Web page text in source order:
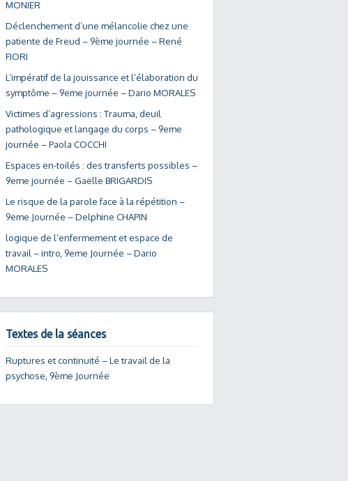
MONIER
Déclenchement d’une mélancolie chez une
patiente de Freud – 9ème journée – René
FIORI
L’impératif de la jouissance et l’élaboration du
symptôme – 9eme journée – Dario MORALES
Victimes d’agressions : Trauma, deuil
pathologique et langage du corps – 9eme
journée – Paola COCCHI
Espaces en-toilés : des transferts possibles –
9eme journée – Gaëlle BRIGARDIS
Le risque de la parole face à la répétition –
9eme Journée – Delphine CHAPIN
logique de l’enfermement et espace de
travail – intro, 9eme Journée – Dario
MORALES
Textes de la séances
Ruptures et continuité – Le travail de la
psychose, 9ème Journée